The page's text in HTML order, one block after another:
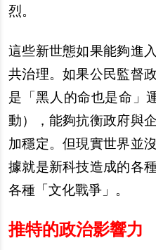
烈。
這些新世態如果能夠進
共治理。如果公民監督
是「黑人的命也是命」
動），能夠抗衡政府與
加穩定。但現實世界並
據就是新科技造成的各
各種「文化戰爭」。
推特的政治影響力